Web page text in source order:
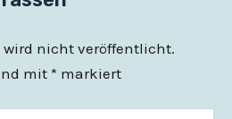
wird nicht veröffentlicht.
mit * markiert